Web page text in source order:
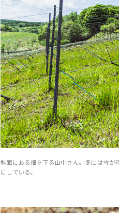
斜面にある畑を下る山中さん。冬には雪が
にしている。